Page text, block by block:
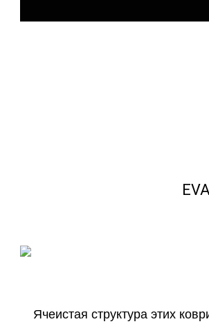
Ячеистая структура этих